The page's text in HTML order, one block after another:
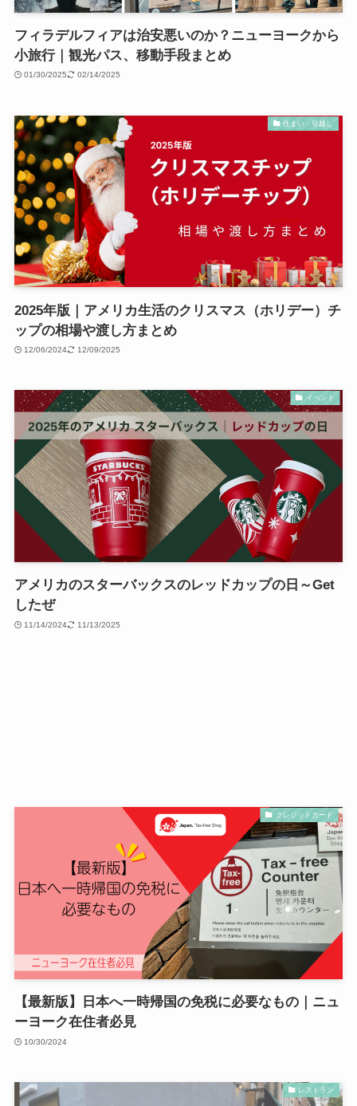
フィラデルフィアは治安悪いのか？ニューヨークから
小旅行｜観光パス、移動手段まとめ
01/30/2025 02/14/2025
住まい・引越し
2025年版｜アメリカ生活のクリスマス（ホリデー）チ
ップの相場や渡し方まとめ
12/06/2024 12/09/2025
イベント
アメリカのスターバックスのレッドカップの日～Get
したぜ
11/14/2024 11/13/2025
クレジットカード
【最新版】日本へ一時帰国の免税に必要なもの｜ニュ
ーヨーク在住者必見
10/30/2024
レストラン